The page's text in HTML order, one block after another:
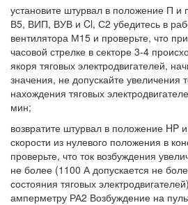
установите штурвал в положение П и
В5, ВИП, ВУВ и Cl, С2 убедитесь в
вентилятора М15 и проверьте, что
часовой стрелке в секторе 3-4
якоря тяговых электродвигателей,
значения, не допускайте увеличения
нахождения тяговых
мин;
возвратите штурвал в положение HP
скорости из нулевого положения в
проверьте, что ток возбуждения
не более (1100 А допускается не
состояния тяговых
амперметру РА2 Возбуждение на